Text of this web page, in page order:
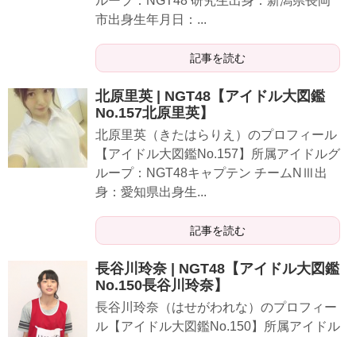
市出身生年月日：...
記事を読む
北原里英 | NGT48【アイドル大図鑑
No.157北原里英】
北原里英（きたはらりえ）のプロフィール
【アイドル大図鑑No.157】所属アイドルグ
ループ：NGT48キャプテン チームNⅢ出
身：愛知県出身生...
記事を読む
長谷川玲奈 | NGT48【アイドル大図鑑
No.150長谷川玲奈】
長谷川玲奈（はせがわれな）のプロフィー
ル【アイドル大図鑑No.150】所属アイドル